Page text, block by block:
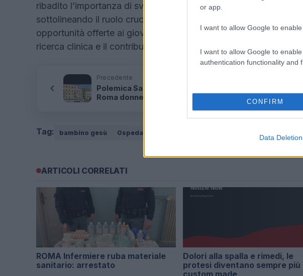
or app.
I want to allow Google to
I want to allow Google to
authentication functionality and
CONFIRM
Data Deletion
ribadito l’importanza di sviluppare empatia e sensibilità nei
sottolineando il ruolo cruciale che gli infermieri svolgono
opportunità offerte ai giovani infermieri presso il Bambino
ricerca clinica e il contributo al miglioramento delle pratiche
Precedente
Polemica Salvini Rampelli fine Ramadan
Roma donne “chiuse recinto”
Tag: bambino gesù Ospedale
ARTICOLI CORRELATI
ROMA Infermiere ruba materiale
sanitario: arrestato
Dolori alla spalla e rimedi, le
protesi diventano sempre più